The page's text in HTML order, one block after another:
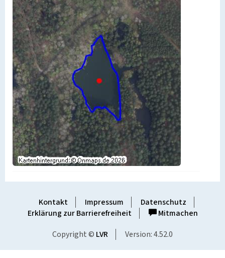
Kontakt Impressum
Datenschutz
Erklärung zur Barrierefreiheit
Mitmachen
Copyright © LVR Version: 4.52.0